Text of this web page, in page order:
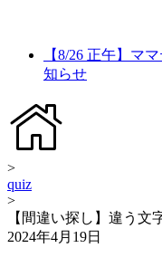
【8/26 正午】マ
知らせ
>
quiz
>
【間違い探し】違う文
2024年4月19日